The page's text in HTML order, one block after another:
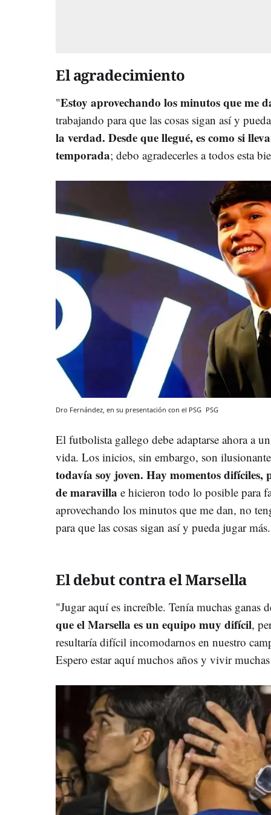
El agradecimiento
"Estoy aprovechando los minutos que me
trabajando para que las cosas sigan así y
la verdad. Desde que llegué, es como si
temporada; debo agradecerles a todos esta
Dro Fernández, en su presentación con el PSG PSG
El futbolista gallego debe adaptarse ahora a
vida. Los inicios, sin embargo, son
todavía soy joven. Hay momentos difíciles,
de maravilla e hicieron todo lo posible para
aprovechando los minutos que me dan, no
para que las cosas sigan así y pueda jugar
El debut contra el Marsella
"Jugar aquí es increíble. Tenía muchas
que el Marsella es un equipo muy difícil,
resultaría difícil incomodarnos en nuestro
Espero estar aquí muchos años y vivir